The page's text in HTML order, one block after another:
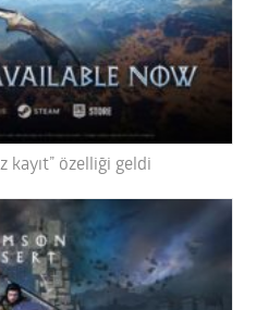
kayıt” özelliği geldi